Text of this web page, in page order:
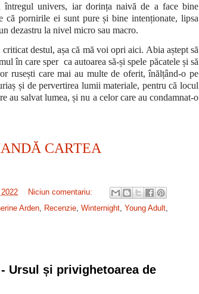
întregul univers, iar dorința naivă de a face bine
că pornirile ei sunt pure și bine intenționate, lipsa
dezastru la nivel micro sau macro.
destul, așa că mă voi opri aici. Abia aștept să
în care sper ca autoarea să-și spele păcatele și să
rusești care mai au multe de oferit, înălțând-o pe
și de pervertirea lumii materiale, pentru că locul
au salvat lumea, și nu a celor care au condamnat-o
CARTEA
Niciun comentariu:
Arden, Recenzie, Winternight, Young Adult,
Ursul și privighetoarea de